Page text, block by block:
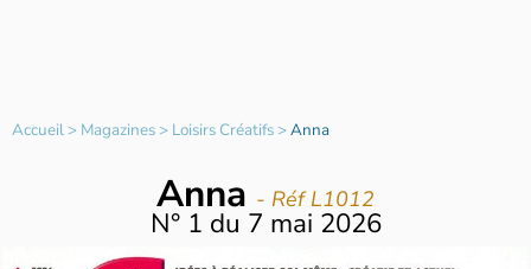
Accueil> Magazines> Loisirs Créatifs>Anna
Anna - Réf L1012
N° 1 du 7 mai 2026